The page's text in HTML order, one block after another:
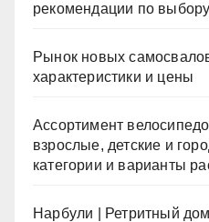
рекомендации по выбору
Рынок новых
характеристики и цены
Ассортимент
взрослые, детские и
категории и варианты
Нарбули | Ретритный